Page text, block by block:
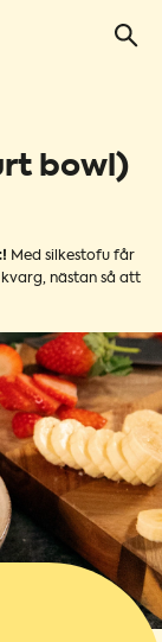
bowl)
Med silkestofu får
nästan så att
med
såväl som efter
med färska
Vips så
av allt? Den tar
lätt kan göra detta